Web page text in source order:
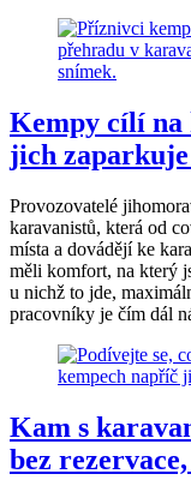
Kempy cílí na
jich zaparkuje
Provozovatelé
karavanistů, která od
místa a dovádějí ke
měli komfort, na který
u nichž to jde,
pracovníky je čím dál
Kam s
bez